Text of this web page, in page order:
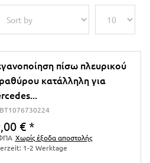
πίσω πλευρικού
κατάλληλη για
€ *
Χωρίς έξοδα αποστολής
1-2 Werktage